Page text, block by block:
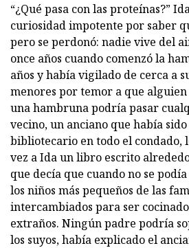
“¿Qué pasa con las proteínas?”
curiosidad impotente por saber
pero se perdonó: nadie vive del
once años cuando comenzó la
años y había vigilado de cerca a
menores por temor a que alguien
una hambruna podría pasar
vecino, un anciano que había
bibliotecario en todo el condado,
vez a Ida un libro escrito
que decía que cuando no se
los niños más pequeños de las
intercambiados para ser
extraños. Ningún padre podría
los suyos, había explicado el